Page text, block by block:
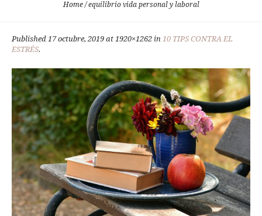
Home /equilibrio vida personal y laboral
Published 17 octubre, 2019 at 1920×1262 in 10 TIPS CONTRA EL
ESTRÉS.